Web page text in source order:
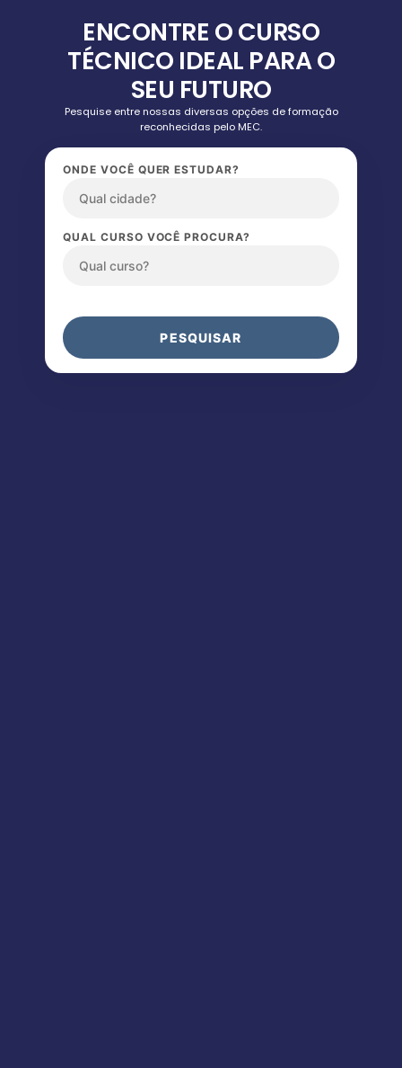
ENCONTRE O CURSO
TÉCNICO IDEAL PARA O
SEU FUTURO
Pesquise entre nossas diversas opções de formação
reconhecidas pelo MEC.
ONDE VOCÊ QUER ESTUDAR?
QUAL CURSO VOCÊ PROCURA?
PESQUISAR